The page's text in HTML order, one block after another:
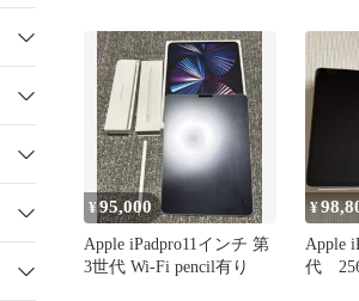
¥95,000
Apple iPadpro11インチ 第
3世代 Wi-Fi pencil有り
¥
Apple
代